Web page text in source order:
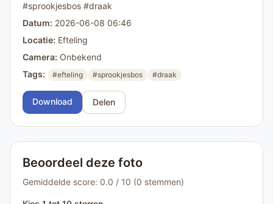
#sprookjesbos #draak
Datum: 2026-06-08 06:46
Locatie: Efteling
Camera: Onbekend
Tags:
#efteling #sprookjesbos #draak
Download Delen
Beoordeel deze foto
Gemiddelde score: 0.0 / 10 (0 stemmen)